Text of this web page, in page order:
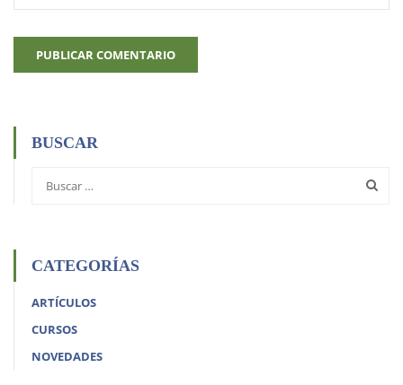
BUSCAR
CATEGORÍAS
ARTÍCULOS
CURSOS
NOVEDADES